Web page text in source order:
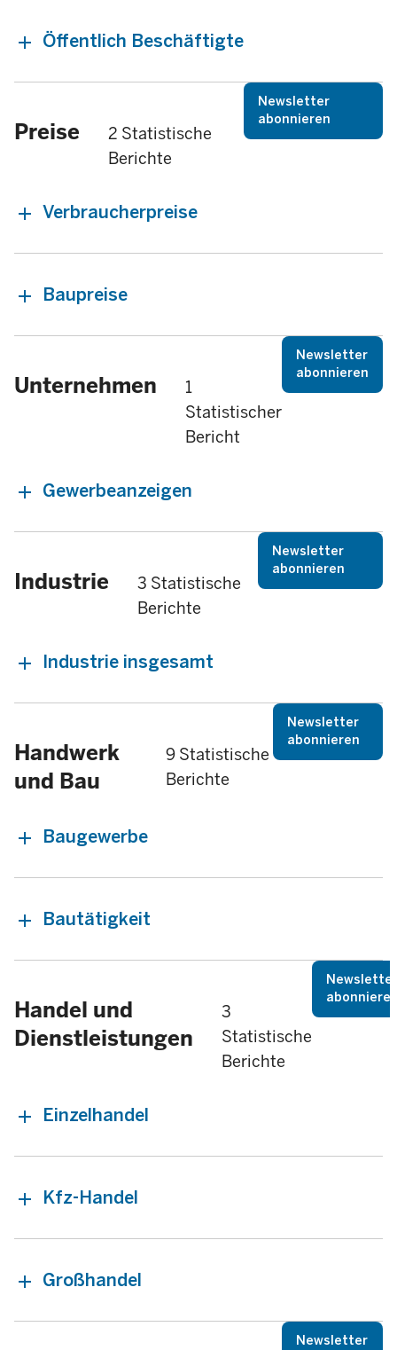
Öffentlich Beschäftigte
Preise
2 Statistische
Berichte
Newsletter
abonnieren
Verbraucherpreise
Baupreise
Unternehmen
1
Statistischer
Bericht
Newsletter
abonnieren
Gewerbeanzeigen
Industrie
3 Statistische
Berichte
Newsletter
abonnieren
Industrie insgesamt
Handwerk
und Bau
9 Statistische
Berichte
Newsletter
abonnieren
Baugewerbe
Bautätigkeit
Handel und
Dienstleistungen
3
Statistische
Berichte
Newsletter
Einzelhandel
Kfz-Handel
Großhandel
Newsletter